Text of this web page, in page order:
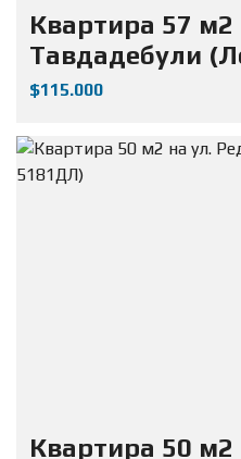
Квартира 57
Тавдадебули
$115.000
Квартира 50